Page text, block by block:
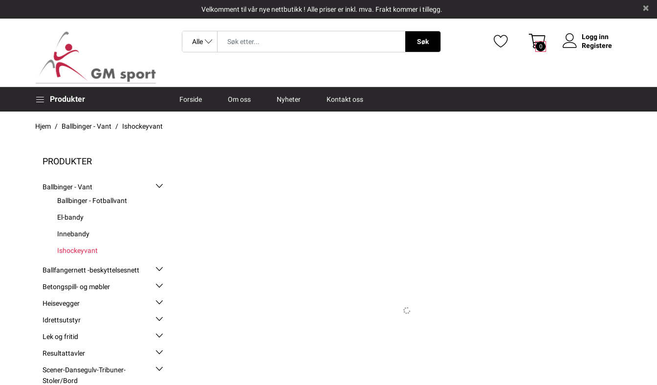
Velkomment til vår nye nettbutikk ! Alle priser er inkl. mva. Frakt kommer i tillegg.
Søk
0
Logg inn
Registere
Produkter Forside Om oss Nyheter Kontakt oss
Hjem Ballbinger - Vant Ishockeyvant
PRODUKTER
Ballbinger - Vant
Ballbinger - Fotballvant
El-bandy
Innebandy
Ishockeyvant
Ballfangernett -beskyttelsesnett
Betongspill- og møbler
Heisevegger
Idrettsutstyr
Lek og fritid
Resultattavler
Scener-Dansegulv-Tribuner-
Stoler/Bord